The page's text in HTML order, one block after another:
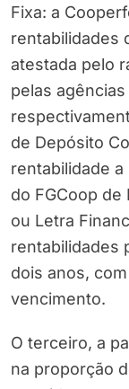
Fixa: a
rentabilidades
atestada pelo
pelas
de Depósito
rentabilidade a
do FGCoop
ou Letra
rentabilidades
dois anos,
vencimento.
O terceiro, a
na proporção